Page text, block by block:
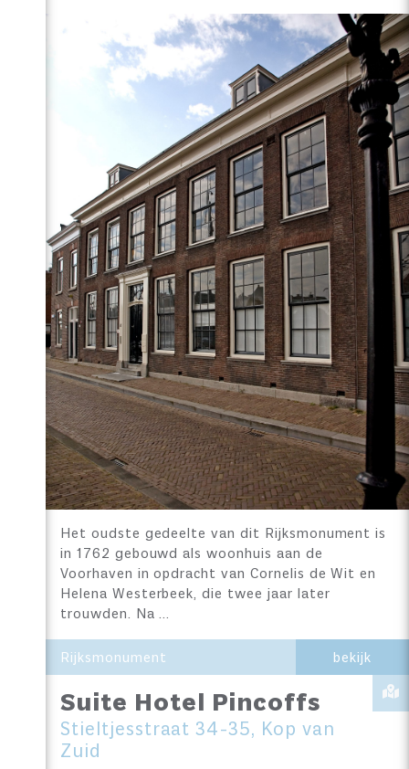
Het oudste gedeelte van dit Rijksmonument is
in 1762 gebouwd als woonhuis aan de
Voorhaven in opdracht van Cornelis de Wit en
Helena Westerbeek, die twee jaar later
trouwden. Na …
Rijksmonument bekijk
Suite Hotel Pincoffs
Stieltjesstraat 34-35, Kop van
Zuid